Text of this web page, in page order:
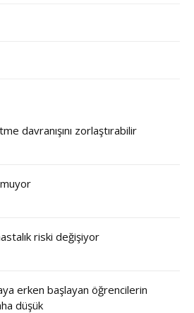
davranışını zorlaştırabilir
riski değişiyor
erken başlayan öğrencilerin
düşük